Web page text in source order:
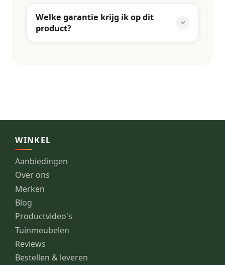
Welke garantie krijg ik op dit
product?
WINKEL
Aanbiedingen
Over ons
Merken
Blog
Productvideo's
Tuinmeubelen
Reviews
Bestellen & leveren